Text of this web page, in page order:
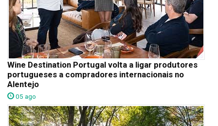
Wine Destination Portugal volta a ligar produtores
portugueses a compradores internacionais no
Alentejo
05 ago